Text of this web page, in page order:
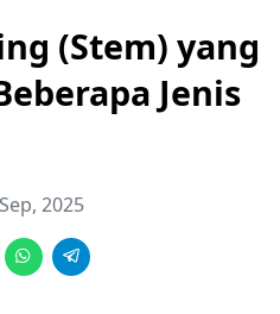
(Stem) yang
Jenis
2025